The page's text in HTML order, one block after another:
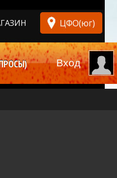
ЦФО(юг)
Вход